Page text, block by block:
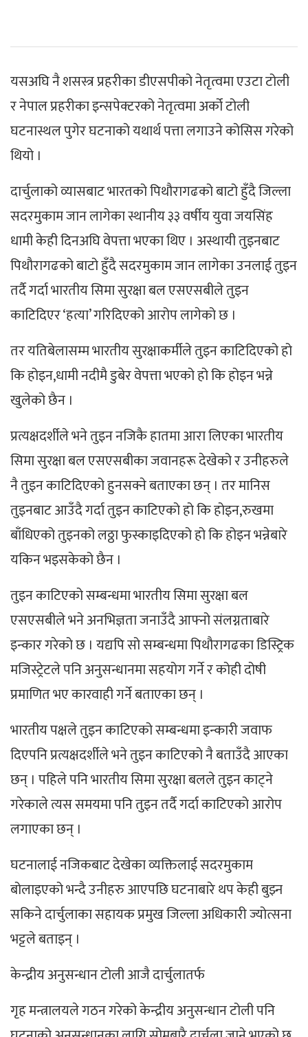
यसअघि नै शसस्त्र प्रहरीका डीएसपीको नेतृत्वमा एउटा टोली
र नेपाल प्रहरीका इन्सपेक्टरको नेतृत्वमा अर्को टोली
घटनास्थल पुगेर घटनाको यथार्थ पत्ता लगाउने कोसिस गरेको
थियो ।
दार्चुलाको व्यासबाट भारतको पिथौरागढको बाटो हुँदै जिल्ला
सदरमुकाम जान लागेका स्थानीय ३३ वर्षीय युवा जयसिंह
धामी केही दिनअघि वेपत्ता भएका थिए । अस्थायी तुइनबाट
पिथौरागढको बाटो हुँदै सदरमुकाम जान लागेका उनलाई तुइन
तर्दै गर्दा भारतीय सिमा सुरक्षा बल एसएसबीले तुइन
काटिदिएर ‘हत्या’ गरिदिएको आरोप लागेको छ ।
तर यतिबेलासम्म भारतीय सुरक्षाकर्मीले तुइन काटिदिएको हो
कि होइन,धामी नदीमै डुबेर वेपत्ता भएको हो कि होइन भन्ने
खुलेको छैन ।
प्रत्यक्षदर्शीले भने तुइन नजिकै हातमा आरा लिएका भारतीय
सिमा सुरक्षा बल एसएसबीका जवानहरू देखेको र उनीहरुले
नै तुइन काटिदिएको हुनसक्ने बताएका छन् । तर मानिस
तुइनबाट आउँदै गर्दा तुइन काटिएको हो कि होइन,रुखमा
बाँधिएको तुइनको लठ्ठा फुस्काइदिएको हो कि होइन भन्नेबारे
यकिन भइसकेको छैन ।
तुइन काटिएको सम्बन्धमा भारतीय सिमा सुरक्षा बल
एसएसबीले भने अनभिज्ञता जनाउँदै आफ्नो संलग्नताबारे
इन्कार गरेको छ । यद्यपि सो सम्बन्धमा पिथौरागढका डिस्ट्रिक
मजिस्ट्रेटले पनि अनुसन्धानमा सहयोग गर्ने र कोही दोषी
प्रमाणित भए कारवाही गर्ने बताएका छन् ।
भारतीय पक्षले तुइन काटिएको सम्बन्धमा इन्कारी जवाफ
दिएपनि प्रत्यक्षदर्शीले भने तुइन काटिएको नै बताउँदै आएका
छन् । पहिले पनि भारतीय सिमा सुरक्षा बलले तुइन काट्ने
गरेकाले त्यस समयमा पनि तुइन तर्दै गर्दा काटिएको आरोप
लगाएका छन् ।
घटनालाई नजिकबाट देखेका व्यक्तिलाई सदरमुकाम
बोलाइएको भन्दै उनीहरु आएपछि घटनाबारे थप केही बुझ्न
सकिने दार्चुलाका सहायक प्रमुख जिल्ला अधिकारी ज्योत्सना
भट्टले बताइन् ।
केन्द्रीय अनुसन्धान टोली आजै दार्चुलातर्फ
गृह मन्त्रालयले गठन गरेको केन्द्रीय अनुसन्धान टोली पनि